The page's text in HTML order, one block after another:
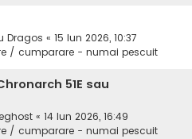
Dragos « 15 Iun 2026, 10:37
/ cumparare - numai pescuit
51E sau
« 14 Iun 2026, 16:49
/ cumparare - numai pescuit